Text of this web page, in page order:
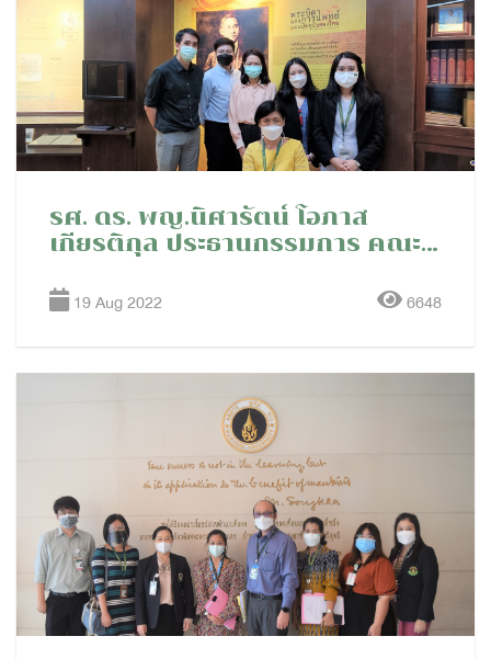
รศ. ดร. พญ.นิศารัตน์ โอภาส
เกียรติกุล ประธานกรรมการ คณะ
การวิจัยในคน นำคณะกรรมการ
สถาบันต่างๆ เข้าเยี่ยมชมห้อง
มหิดลอดุลเดช อาคารหอสมุด
19 Aug 2022 6648